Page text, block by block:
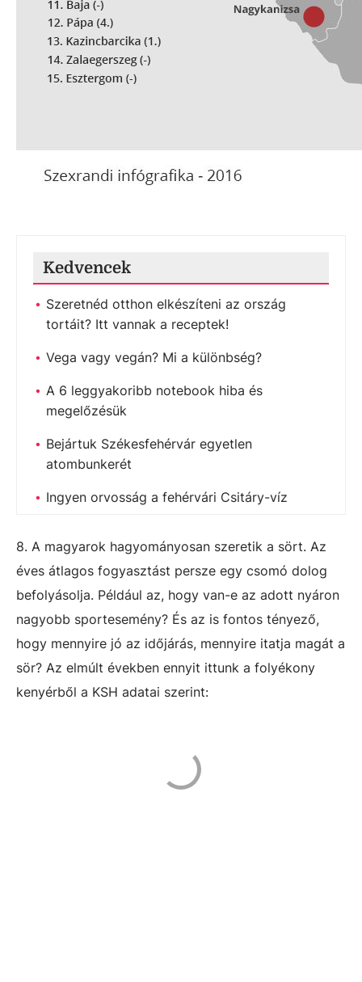
Kedvencek
Szeretnéd otthon elkészíteni az ország
tortáit? Itt vannak a receptek!
Vega vagy vegán? Mi a különbség?
A 6 leggyakoribb notebook hiba és
megelőzésük
Bejártuk Székesfehérvár egyetlen
atombunkerét
Ingyen orvosság a fehérvári Csitáry-víz
8. A magyarok hagyományosan szeretik a sört. Az
éves átlagos fogyasztást persze egy csomó dolog
befolyásolja. Például az, hogy van-e az adott nyáron
nagyobb sportesemény? És az is fontos tényező,
hogy mennyire jó az időjárás, mennyire itatja magát a
sör? Az elmúlt években ennyit ittunk a folyékony
kenyérből a KSH adatai szerint: